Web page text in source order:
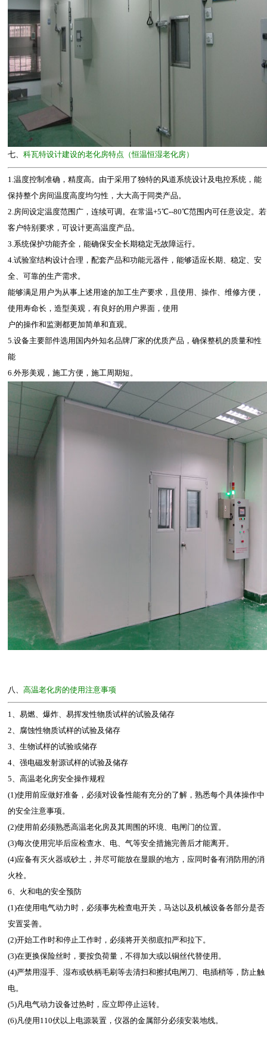
七、科瓦特设计建设的老化房特点（恒温恒湿老化房）
1.温度控制准确，精度高。由于采用了独特的风道系统设计及电控系统，能
保持整个房间温度高度均匀性，大大高于同类产品。
2.房间设定温度范围广，连续可调。在常温+5℃--80℃范围内可任意设定。若
客户特别要求，可设计更高温度产品。
3.系统保护功能齐全，能确保安全长期稳定无故障运行。
4.试验室结构设计合理，配套产品和功能元器件，能够适应长期、稳定、安
全、可靠的生产需求。
能够满足用户为从事上述用途的加工生产要求，且使用、操作、维修方便，
使用寿命长，造型美观，有良好的用户界面，使用
户的操作和监测都更加简单和直观。
5.设备主要部件选用国内外知名品牌厂家的优质产品，确保整机的质量和性
能
6.外形美观，施工方便，施工周期短。
八、高温老化房的使用注意事项
1、易燃、爆炸、易挥发性物质试样的试验及储存
2、腐蚀性物质试样的试验及储存
3、生物试样的试验或储存
4、强电磁发射源试样的试验及储存
5、高温老化房安全操作规程
(1)使用前应做好准备，必须对设备性能有充分的了解，熟悉每个具体操作中
的安全注意事项。
(2)使用前必须熟悉高温老化房及其周围的环境、电闸门的位置。
(3)每次使用完毕后应检查水、电、气等安全措施完善后才能离开。
(4)应备有灭火器或砂土，并尽可能放在显眼的地方，应同时备有消防用的消
火栓。
6、火和电的安全预防
(1)在使用电气动力时，必须事先检查电开关，马达以及机械设备各部分是否
安置妥善。
(2)开始工作时和停止工作时，必须将开关彻底扣严和拉下。
(3)在更换保险丝时，要按负荷量，不得加大或以铜丝代替使用。
(4)严禁用湿手、湿布或铁柄毛刷等去清扫和擦拭电闸刀、电插梢等，防止触
电。
(5)凡电气动力设备过热时，应立即停止运转。
(6)凡使用110伏以上电源装置，仪器的金属部分必须安装地线。